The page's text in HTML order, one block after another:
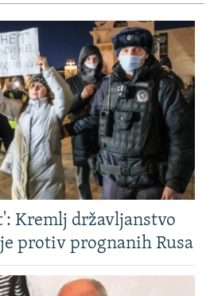
Kremlj državljanstvo
protiv prognanih Rusa